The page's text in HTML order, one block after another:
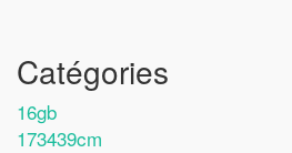
Catégories
16gb
173439cm